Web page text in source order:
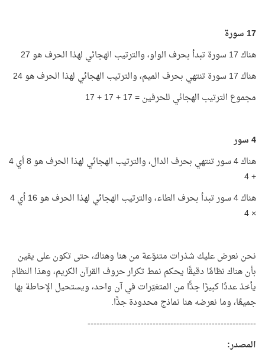
17 سورة
هناك 17 سورة تبدأ بحرف الواو، والترتيب الهجائي لهذا الحرف هو 27
هناك 17 سورة تنتهي بحرف الميم، والترتيب الهجائي لهذا الحرف هو 24
مجموع الترتيب الهجائي للحرفين = 17 + 17 + 17
4 سور
هناك 4 سور تنتهي بحرف الدال، والترتيب الهجائي لهذا الحرف هو 8 أي 4
+ 4
هناك 4 سور تبدأ بحرف الطاء، والترتيب الهجائي لهذا الحرف هو 16 أي 4
× 4
نحن نعرض عليك شذرات متنوّعة من هنا وهناك، حتى تكون على يقين
بأن هناك نظامًا دقيقًا يحكم نمط تكرار حروف القرآن الكريم، وهذا النظام
يأخذ عددًا كبيرًا جدًّا من المتغيّرات في آن واحد، ويستحيل الإحاطة بها
جميعًا، وما نعرضه هنا نماذج محدودة جدًّا.
---------------------------------------------------------
المصدر: